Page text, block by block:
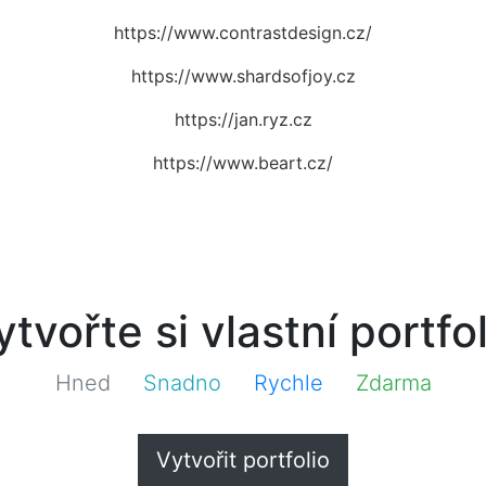
https://www.contrastdesign.cz/
https://www.shardsofjoy.cz
https://jan.ryz.cz
https://www.beart.cz/
si vlastní
Hned Snadno Rychle Zdarma
Vytvořit portfolio